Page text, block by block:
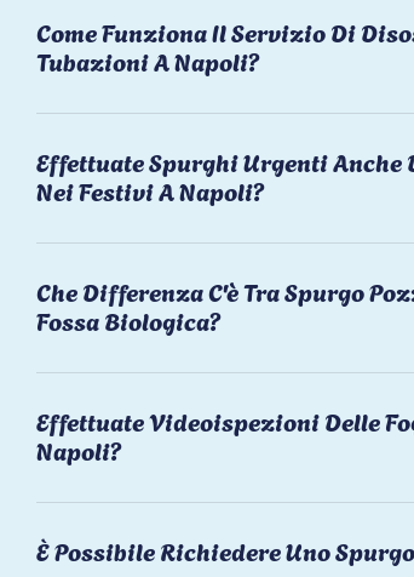
Come Funziona Il Servizio Di
Tubazioni A Napoli?
Effettuate Spurghi Urgenti Anche
Nei Festivi A Napoli?
Che Differenza C'è Tra Spurgo
Fossa Biologica?
Effettuate Videoispezioni Delle
Napoli?
È Possibile Richiedere Uno